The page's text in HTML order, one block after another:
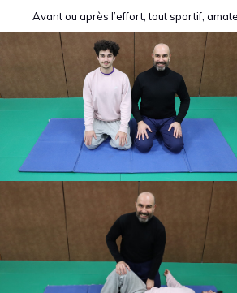
Avant ou après l’effort, tout sportif,